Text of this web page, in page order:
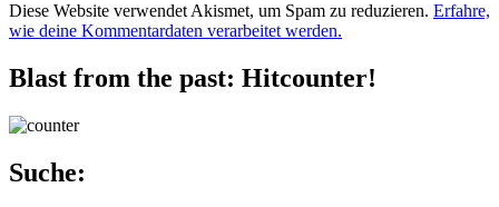
Diese Website verwendet Akismet, um Spam zu reduzieren. Erfahre,
wie deine Kommentardaten verarbeitet werden.
Blast from the past: Hitcounter!
Suche: